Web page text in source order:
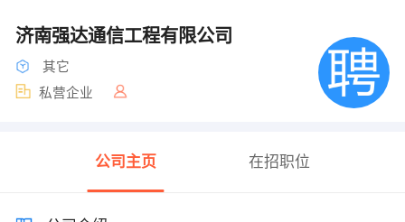
济南强达通信工程有限公司
其它
私营企业
公司主页 在招职位